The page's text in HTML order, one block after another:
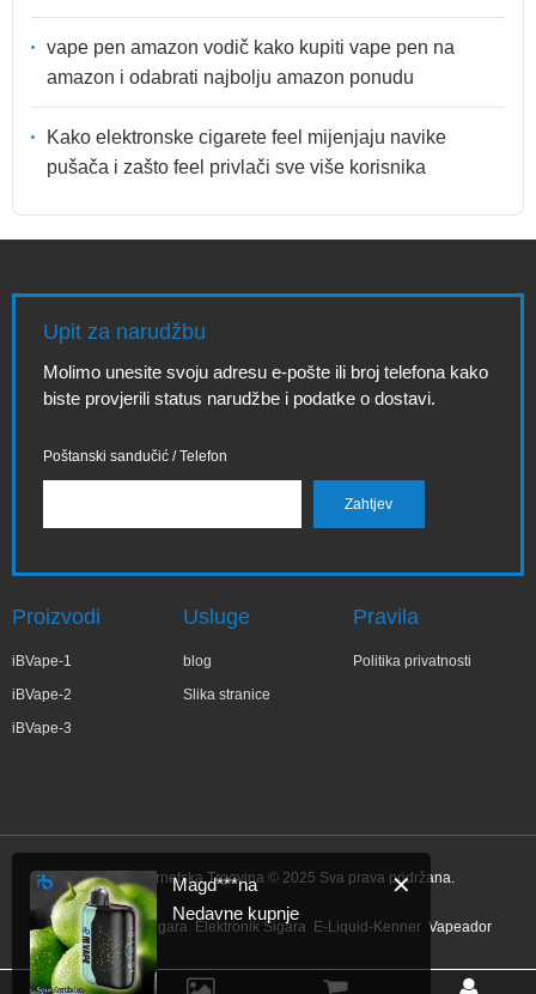
vape pen amazon vodič kako kupiti vape pen na
amazon i odabrati najbolju amazon ponudu
Kako elektronske cigarete feel mijenjaju navike
pušača i zašto feel privlači sve više korisnika
Upit za narudžbu
Molimo unesite svoju adresu e-pošte ili broj telefona kako
biste provjerili status narudžbe i podatke o dostavi.
Poštanski sandučić / Telefon
Proizvodi
iBVape-1
iBVape-2
iBVape-3
Usluge
blog
Slika stranice
Pravila
Politika privatnosti
IBVape Internetska Trgovina © 2025 Sva prava pridržana.
Link: Elektronik Sigara Elektronik Sigara E-Liquid-Kenner Vapeador
✕
Magd***na
Nedavne kupnje